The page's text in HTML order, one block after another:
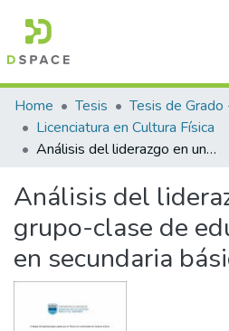
Communities & Collections
All of DSpace
Home Tesis
Tesis de
Licenciatura en Cultura Física
Análisis del liderazgo en un grupo-clase de educación física en secundaria básica
Análisis del
grupo-clase de
en secundaria